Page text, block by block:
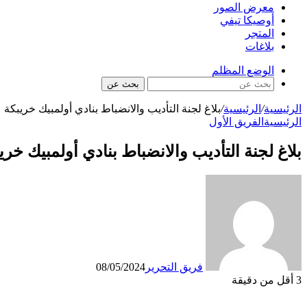
معرض الصور
أوصيكا تيفي
المتجر
بلاغات
الوضع المظلم
بحث عن
الرئيسية/ الرئيسية/بلاغ لجنة التأديب والانضباط بنادي أولمبيك خريبكة
الرئيسية الفريق الأول
بلاغ لجنة التأديب والانضباط بنادي أولمبيك
فريق التحرير 08/05/2024
3 أقل من دقيقة